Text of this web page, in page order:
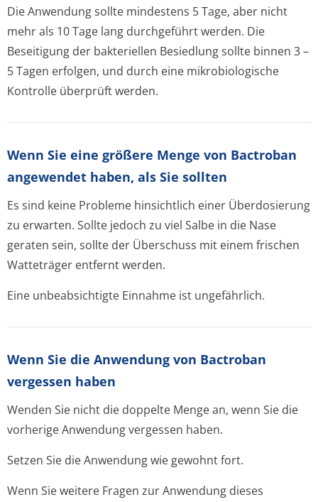
Die Anwendung sollte mindestens 5 Tage, aber nicht
mehr als 10 Tage lang durchgeführt werden. Die
Beseitigung der bakteriellen Besiedlung sollte binnen 3 –
5 Tagen erfolgen, und durch eine mikrobiologische
Kontrolle überprüft werden.
Wenn Sie eine größere Menge von Bactroban
angewendet haben, als Sie sollten
Es sind keine Probleme hinsichtlich einer Überdosierung
zu erwarten. Sollte jedoch zu viel Salbe in die Nase
geraten sein, sollte der Überschuss mit einem frischen
Watteträger entfernt werden.
Eine unbeabsichtigte Einnahme ist ungefährlich.
Wenn Sie die Anwendung von Bactroban
vergessen haben
Wenden Sie nicht die doppelte Menge an, wenn Sie die
vorherige Anwendung vergessen haben.
Setzen Sie die Anwendung wie gewohnt fort.
Wenn Sie weitere Fragen zur Anwendung dieses